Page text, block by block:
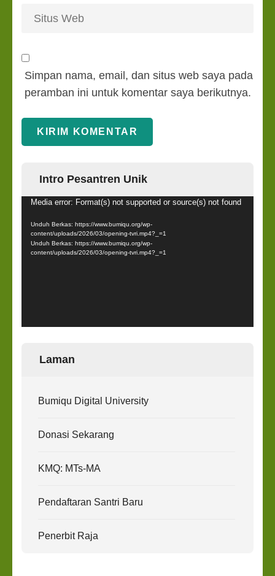
Simpan nama, email, dan situs web saya pada
peramban ini untuk komentar saya berikutnya.
Intro Pesantren Unik
Pemutar
Media error: Format(s) not supported or source(s) not found
Unduh Berkas: https://www.bumiqu.org/wp-
content/uploads/2026/03/opening-tvri.mp4?_=1
Unduh Berkas: https://www.bumiqu.org/wp-
content/uploads/2026/03/opening-tvri.mp4?_=1
Laman
Bumiqu Digital University
Donasi Sekarang
KMQ: MTs-MA
Pendaftaran Santri Baru
Penerbit Raja